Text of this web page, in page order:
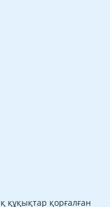
құқықтар қорғалған